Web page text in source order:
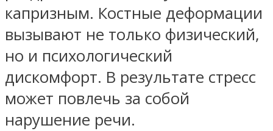
капризным. Костные деформации
вызывают не только физический,
но и психологический
дискомфорт. В результате стресс
может повлечь за собой
нарушение речи.